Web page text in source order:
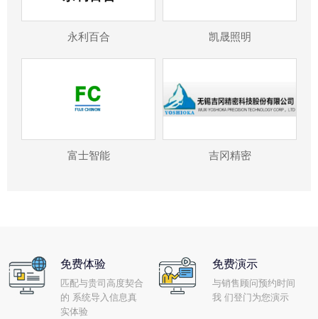
永利百合 凯晟照明
富士智能 吉冈精密
免费体验
匹配与贵司高度契合
的 系统导入信息真
实体验
免费演示
与销售顾问预约时间
我 们登门为您演示